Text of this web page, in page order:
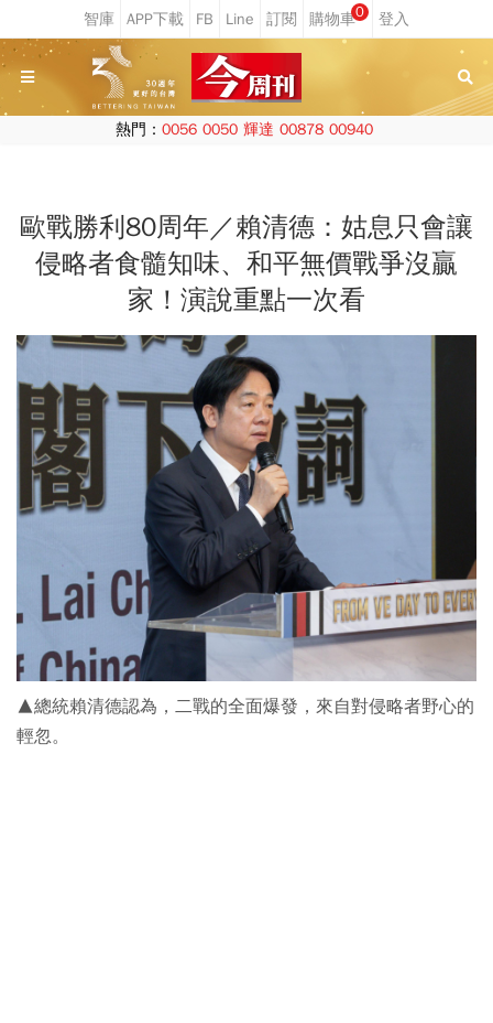
0
熱門： 0056 0050 輝達 00878 00940
歐戰勝利80周年／賴清德：姑息只會讓
侵略者食髓知味、和平無價戰爭沒贏
家！演說重點一次看
▲總統賴清德認為，二戰的全面爆發，來自對侵略者野心的
輕忽。